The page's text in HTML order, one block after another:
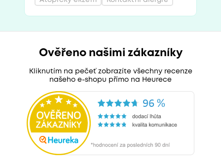
Ověřeno našimi zákazníky
Kliknutím na pečeť zobrazíte všechny recenze
našeho e-shopu přímo na Heurece